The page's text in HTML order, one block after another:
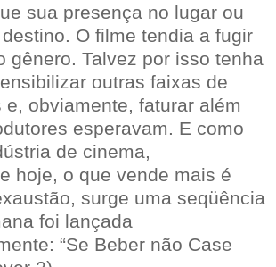
sua presença no lugar ou
O filme tendia a fugir
gênero. Talvez por isso tenha
outras faixas de
e, obviamente, faturar além
esperavam. E como
de cinema,
hoje, o que vende mais é
surge uma seqüência
foi lançada
“Se Beber não Case